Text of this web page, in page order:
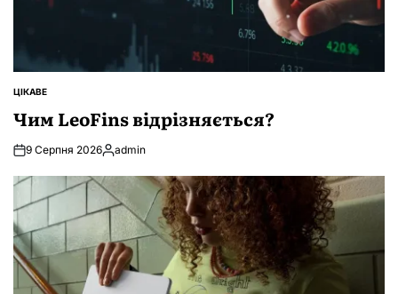
ОПУБЛІКУВАТИ
ЦІКАВЕ
Чим LeoFins відрізняється?
9 Серпня 2026Опубліковано
admin